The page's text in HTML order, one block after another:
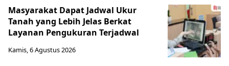
Masyarakat Dapat Jadwal Ukur
Tanah yang Lebih Jelas Berkat
Layanan Pengukuran Terjadwal
Kamis, 6 Agustus 2026